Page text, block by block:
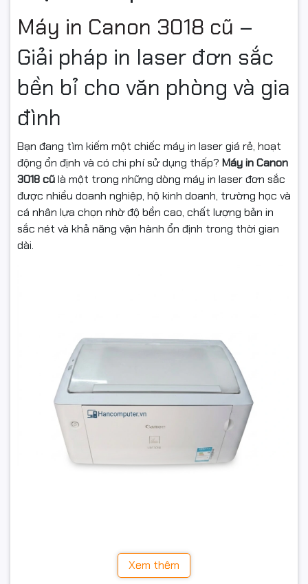
Máy in Canon 3018 cũ –
Giải pháp in laser đơn sắc
bền bỉ cho văn phòng và gia
đình
Bạn đang tìm kiếm một chiếc máy in laser giá rẻ, hoạt
động ổn định và có chi phí sử dụng thấp? Máy in Canon
3018 cũlà một trong những dòng máy in laser đơn sắc
được nhiều doanh nghiệp, hộ kinh doanh, trường học và
cá nhân lựa chọn nhờ độ bền cao, chất lượng bản in
sắc nét và khả năng vận hành ổn định trong thời gian
dài.
Dù đã ngừng sản xuất, Canon 3018 vẫn được đánh giá
là một trong những mẫu máy in "nồi đồng cối đá", đáp
Xem thêm